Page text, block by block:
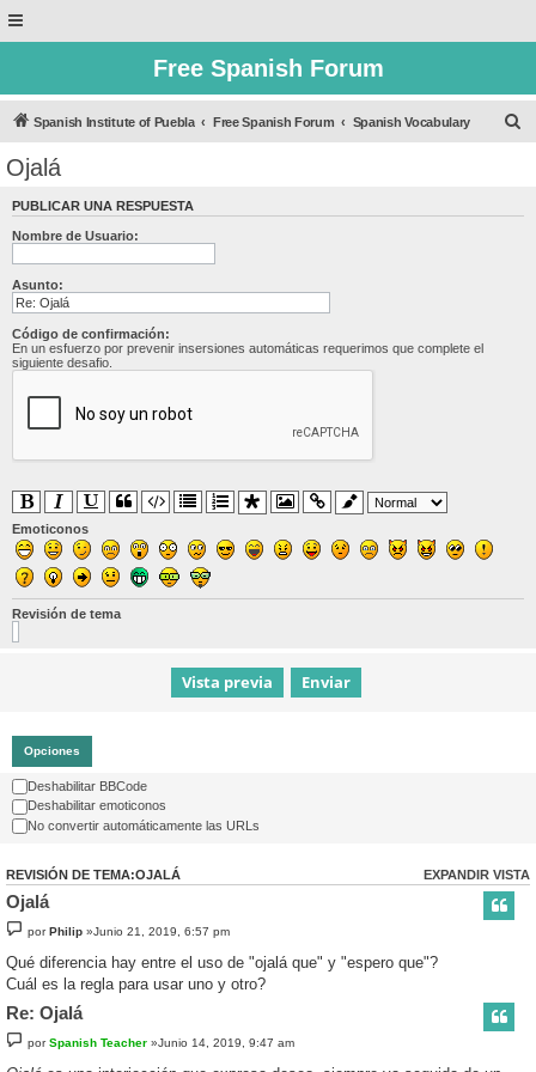
Free Spanish Forum
Spanish Institute of Puebla Free Spanish Forum Spanish Vocabulary
Ojalá
PUBLICAR UNA RESPUESTA
Nombre de Usuario:
Asunto:
Código de confirmación:
En un esfuerzo por prevenir insersiones automáticas requerimos que complete el
siguiente desafio.
Emoticonos
Revisión de tema
Opciones
Deshabilitar BBCode
Deshabilitar emoticonos
No convertir automáticamente las URLs
EXPANDIR VISTA
REVISIÓN DE TEMA:OJALÁ
Ojalá
porPhilip »Junio 21, 2019, 6:57 pm
Qué diferencia hay entre el uso de "ojalá que" y "espero que"?
Cuál es la regla para usar uno y otro?
Re: Ojalá
porSpanish Teacher »Junio 14, 2019, 9:47 am